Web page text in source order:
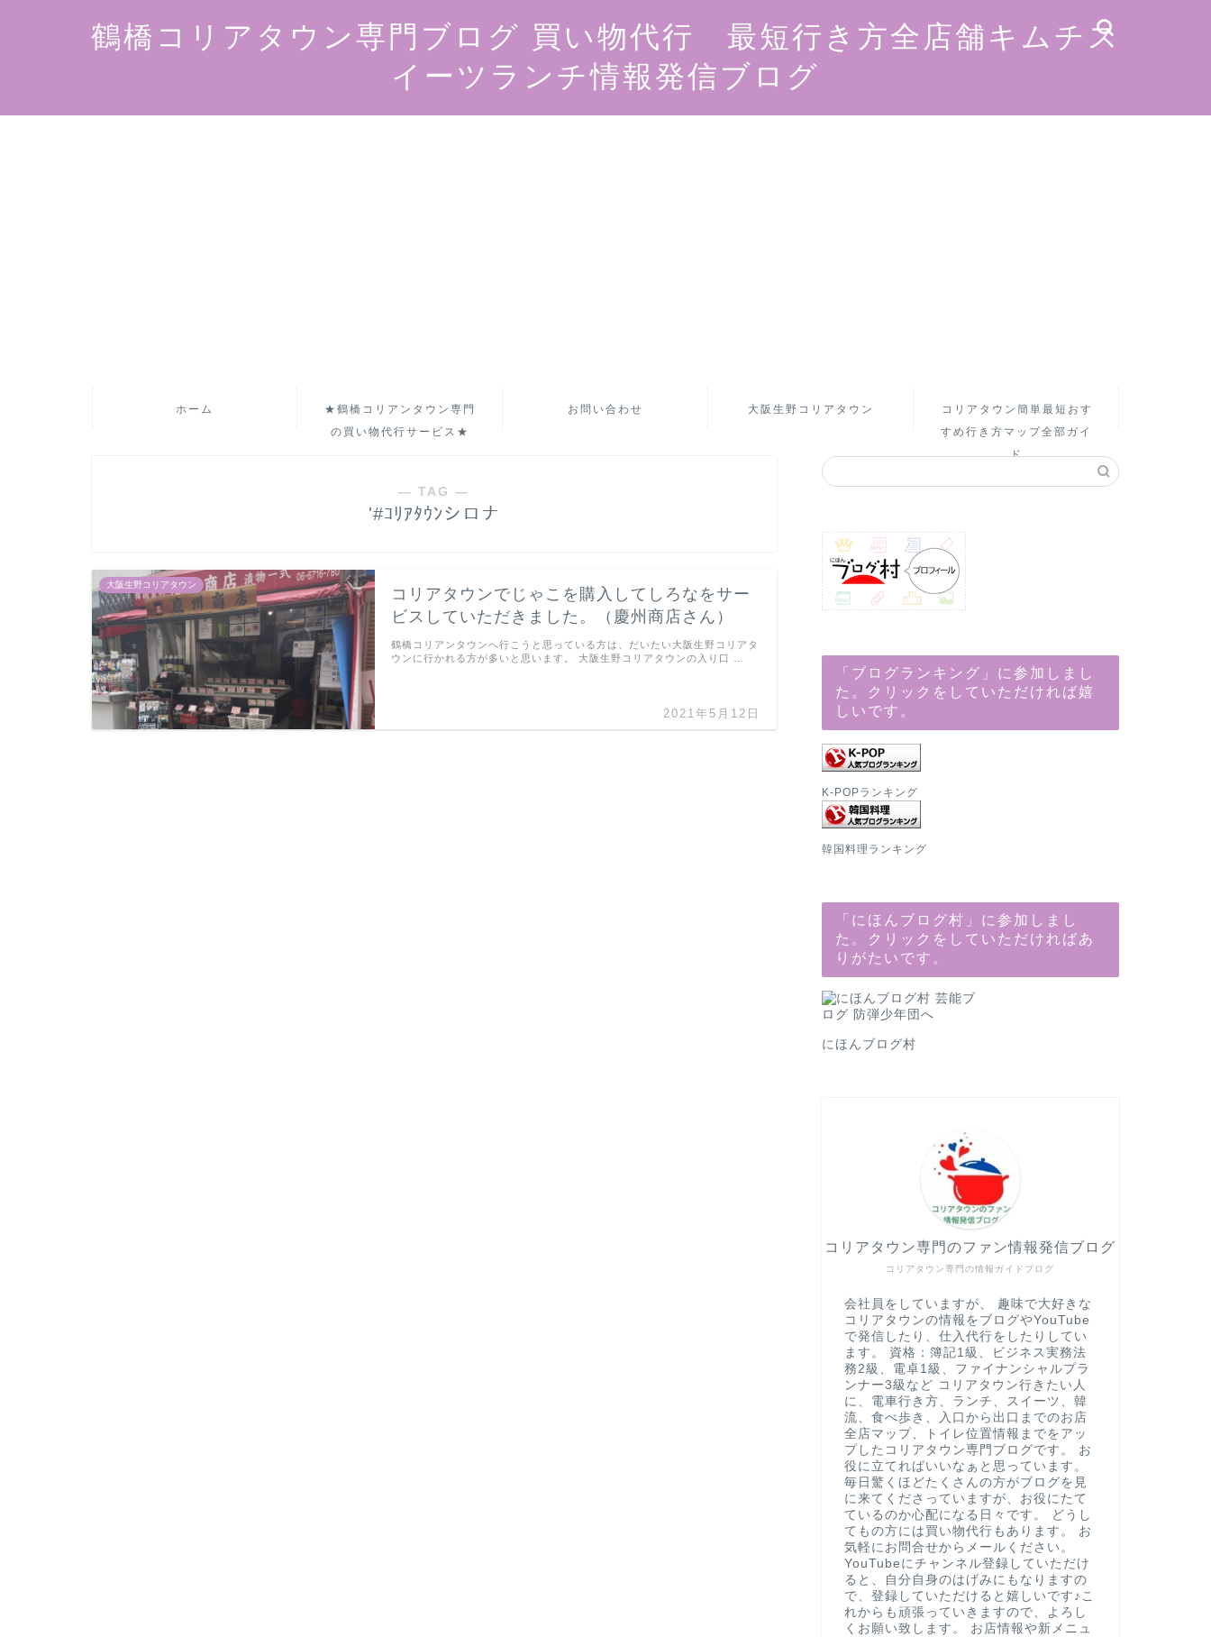
鶴橋コリアタウン専門ブログ 買い物代行 最短行き方全店舗キムチス
イーツランチ情報発信ブログ
ホーム
★鶴橋コリアンタウン専門
の買い物代行サービス★
お問い合わせ 大阪生野コリアタウン
コリアタウン簡単最短おす
すめ行き方マップ全部ガイ
ド
― TAG ―
'#ｺﾘｱﾀｳﾝシロナ
大阪生野コリアタウン
コリアタウンでじゃこを購入してしろなをサー
ビスしていただきました。（慶州商店さん）
2021年5月12日
鶴橋コリアンタウンへ行こうと思っている方は、だいたい大阪生野コリアタ
ウンに行かれる方が多いと思います。 大阪生野コリアタウンの入り口 …
「ブログランキング」に参加しまし
た。クリックをしていただければ嬉
しいです。
K-POPランキング
韓国料理ランキング
「にほんブログ村」に参加しまし
た。クリックをしていただければあ
りがたいです。
にほんブログ村
コリアタウン専門の情報ガイドブログ
コリアタウン専門のファン情報発信ブログ
会社員をしていますが、 趣味で大好きな
コリアタウンの情報をブログやYouTube
で発信したり、仕入代行をしたりしてい
ます。 資格：簿記1級、ビジネス実務法
務2級、電卓1級、ファイナンシャルプラ
ンナー3級など コリアタウン行きたい人
に、電車行き方、ランチ、スイーツ、韓
流、食べ歩き、入口から出口までのお店
全店マップ、トイレ位置情報までをアッ
プしたコリアタウン専門ブログです。 お
役に立てればいいなぁと思っています。
毎日驚くほどたくさんの方がブログを見
に来てくださっていますが、お役にたて
ているのか心配になる日々です。 どうし
てもの方には買い物代行もあります。 お
気軽にお問合せからメールください。
YouTubeにチャンネル登録していただけ
ると、自分自身のはげみにもなりますの
で、登録していただけると嬉しいです♪こ
れからも頑張っていきますので、よろし
くお願い致します。 お店情報や新メニュ